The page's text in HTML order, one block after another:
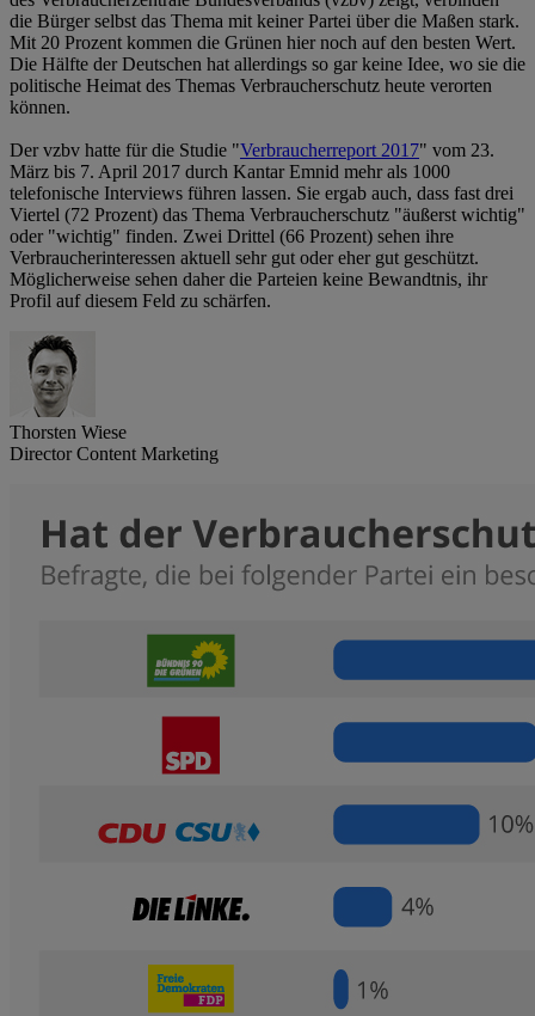
die Bürger selbst das Thema mit keiner Partei über die Maßen stark.
Mit 20 Prozent kommen die Grünen hier noch auf den besten Wert.
Die Hälfte der Deutschen hat allerdings so gar keine Idee, wo sie die
politische Heimat des Themas Verbraucherschutz heute verorten
können.
Der vzbv hatte für die Studie "Verbraucherreport 2017" vom 23.
März bis 7. April 2017 durch Kantar Emnid mehr als 1000
telefonische Interviews führen lassen. Sie ergab auch, dass fast drei
Viertel (72 Prozent) das Thema Verbraucherschutz "äußerst wichtig"
oder "wichtig" finden. Zwei Drittel (66 Prozent) sehen ihre
Verbraucherinteressen aktuell sehr gut oder eher gut geschützt.
Möglicherweise sehen daher die Parteien keine Bewandtnis, ihr
Profil auf diesem Feld zu schärfen.
Thorsten Wiese
Director Content Marketing